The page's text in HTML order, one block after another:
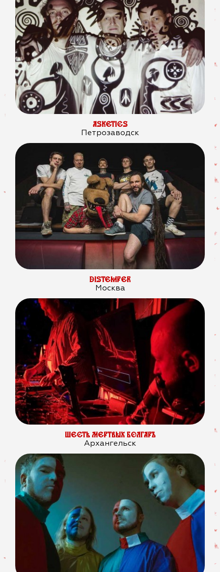
ASKETICS
Петрозаводск
DISTEMPER
Москва
ШЕСТЬ МЕРТВЫХ БОЛГАРЪ
Архангельск